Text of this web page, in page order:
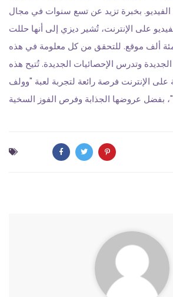
بخبرة تزيد عن تسع سنوات في مجال
على الإنترنت، تُشير ديزي إلى أنها حللت
ألف موقع. للتحقق من كل معلومة في هذه
الجديدة وتدرس الإحصائيات الجديدة. تُتيح هذه
على الإنترنت فرصة رائعة لتجربة لعبة "وولف